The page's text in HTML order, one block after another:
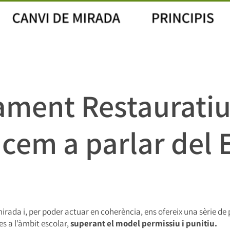
a parlar del
i, per poder actuar en coherència, ens ofereix una sèrie
a l’àmbit escolar,superant el model permissiu i punitiu.